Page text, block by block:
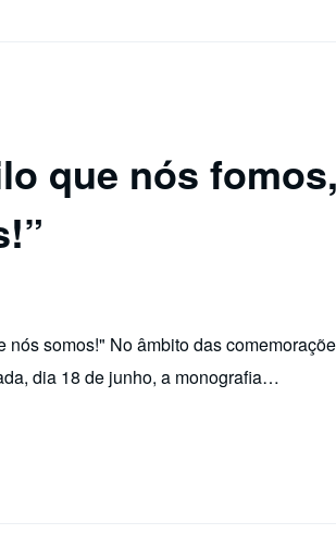
que nós
somos!" No âmbito das
dia 18 de junho, a monografia…